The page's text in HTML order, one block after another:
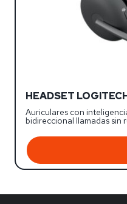
HEADSET
Auriculares con
bidireccional llamadas sin